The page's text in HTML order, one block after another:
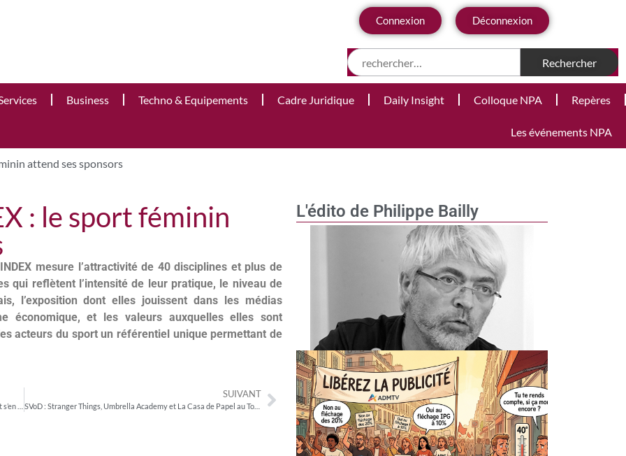
Connexion Déconnexion
Business Techno & Equipements Cadre Juridique Daily Insight Colloque NPA Repères
Les événements NPA
attend ses sponsors
L'édito de Philippe Bailly
: le sport féminin
mesure l’attractivité de 40 disciplines et plus de
qui reflètent l’intensité de leur pratique, le niveau de
l’exposition dont elles jouissent dans les médias
économique, et les valeurs auxquelles elles sont
acteurs du sport un référentiel unique permettant de
SUIVANT
SVoD : Stranger Things, Umbrella Academy et La Casa de Papel au Top… en France comme au niveau mondial